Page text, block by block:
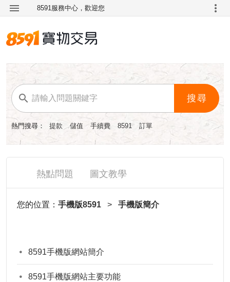
8591服務中心，歡迎您
搜尋
熱門搜尋： 提款 儲值 手續費 8591 訂單
熱點問題 圖文教學
您的位置： 手機版8591 > 手機版簡介
8591手機版網站簡介
8591手機版網站主要功能